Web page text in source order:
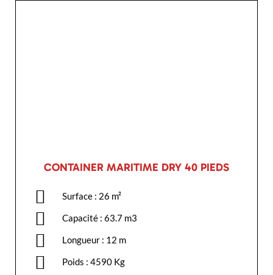
CONTAINER MARITIME DRY 40 PIEDS
Surface : 26 m²
Capacité : 63.7 m3
Longueur : 12 m
Poids : 4590 Kg